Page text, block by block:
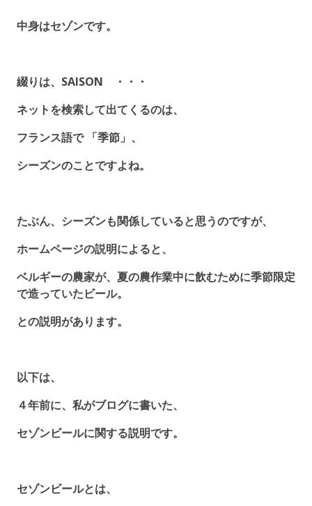
中身はセゾンです。
綴りは、SAISON ・・・
ネットを検索して出てくるのは、
フランス語で 「季節」、
シーズンのことですよね。
たぶん、シーズンも関係していると思うのですが、
ホームページの説明によると、
ベルギーの農家が、夏の農作業中に飲むために季節限定
で造っていたビール。
との説明があります。
以下は、
４年前に、私がブログに書いた、
セゾンビールに関する説明です。
セゾンビールとは、